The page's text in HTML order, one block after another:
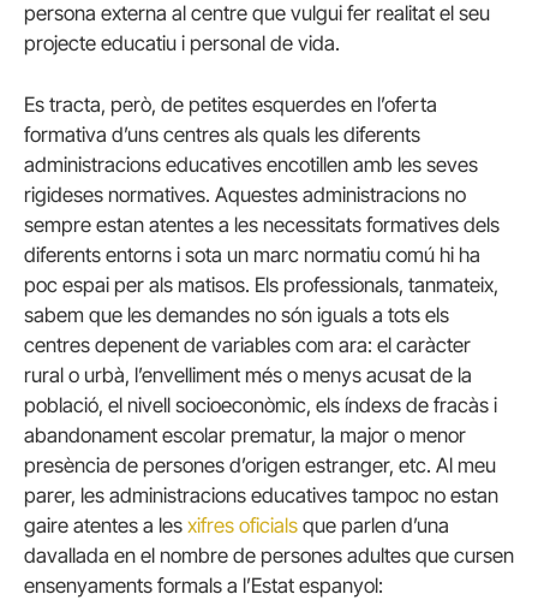
persona externa al centre que vulgui fer realitat el seu
projecte educatiu i personal de vida.
Es tracta, però, de petites esquerdes en l’oferta
formativa d’uns centres als quals les diferents
administracions educatives encotillen amb les seves
rigideses normatives. Aquestes administracions no
sempre estan atentes a les necessitats formatives dels
diferents entorns i sota un marc normatiu comú hi ha
poc espai per als matisos. Els professionals, tanmateix,
sabem que les demandes no són iguals a tots els
centres depenent de variables com ara: el caràcter
rural o urbà, l’envelliment més o menys acusat de la
població, el nivell socioeconòmic, els índexs de fracàs i
abandonament escolar prematur, la major o menor
presència de persones d’origen estranger, etc. Al meu
parer, les administracions educatives tampoc no estan
gaire atentes a les xifres oficials que parlen d’una
davallada en el nombre de persones adultes que cursen
ensenyaments formals a l’Estat espanyol: